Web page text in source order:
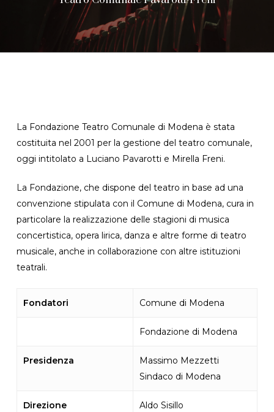
La Fondazione Teatro Comunale di Modena è stata
costituita nel 2001 per la gestione del teatro comunale,
oggi intitolato a Luciano Pavarotti e Mirella Freni.
La Fondazione, che dispone del teatro in base ad una
convenzione stipulata con il Comune di Modena, cura in
particolare la realizzazione delle stagioni di musica
concertistica, opera lirica, danza e altre forme di teatro
musicale, anche in collaborazione con altre istituzioni
teatrali.
Fondatori Comune di Modena
Fondazione di Modena
Presidenza
Massimo Mezzetti
Sindaco di Modena
Direzione Aldo Sisillo